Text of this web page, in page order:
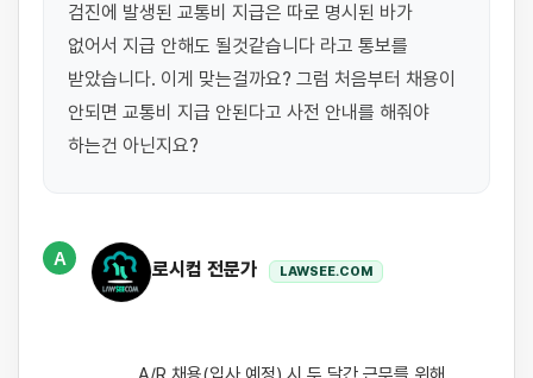
검진에 발생된 교통비 지급은 따로 명시된 바가
없어서 지급 안해도 될것같습니다 라고 통보를
받았습니다. 이게 맞는걸까요? 그럼 처음부터 채용이
안되면 교통비 지급 안된다고 사전 안내를 해줘야
하는건 아닌지요?
A
로시컴 전문가 LAWSEE.COM